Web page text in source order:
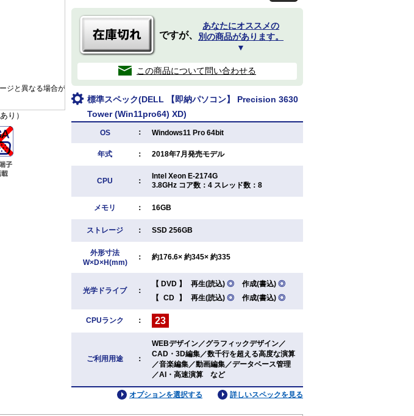
ジと異なる場合が
り）
ですが、
あなたにオススメの
別の商品があります。
▼
この商品について問い合わせる
標準スペック(DELL 【即納パソコン】 Precision 3630
Tower (Win11pro64) XD)
OS ： Windows11 Pro 64bit
年式 ： 2018年7月発売モデル
CPU ：
Intel Xeon E-2174G
3.8GHz コア数：4 スレッド数：8
メモリ ： 16GB
ストレージ ： SSD 256GB
外形寸法
W×D×H(mm)
： 約176.6× 約345× 約335
光学ドライブ ：
【 DVD 】 再生(読込) ◎ 作成(書込) ◎
【 CD 】 再生(読込) ◎ 作成(書込) ◎
CPUランク ： 23
ご利用用途 ：
WEBデザイン／グラフィックデザイン／
CAD・3D編集／数千行を超える高度な演算
／音楽編集／動画編集／データベース管理
／AI・高速演算 など
詳しいスペックを見る
オプションを選択する